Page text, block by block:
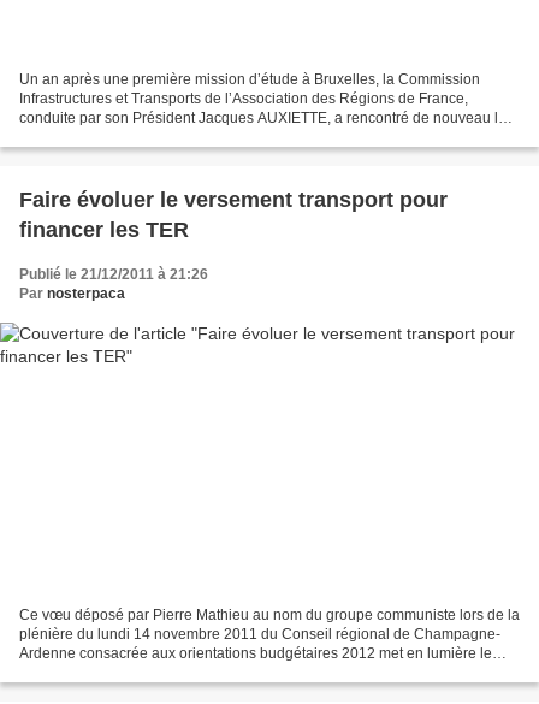
Un an après une première mission d’étude à Bruxelles, la Commission
Infrastructures et Transports de l’Association des Régions de France,
conduite par son Président Jacques AUXIETTE, a rencontré de nouveau les
Faire évoluer le versement transport pour
financer les TER
Publié le 21/12/2011 à 21:26
Par nosterpaca
Ce vœu déposé par Pierre Mathieu au nom du groupe communiste lors de la
plénière du lundi 14 novembre 2011 du Conseil régional de Champagne-
Ardenne consacrée aux orientations budgétaires 2012 met en lumière le